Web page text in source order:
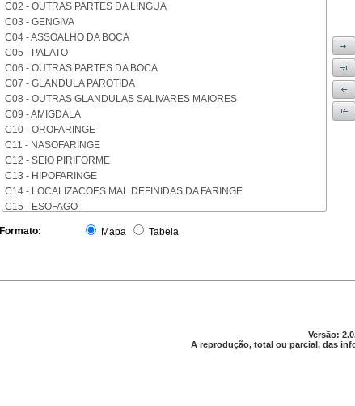
C02 - OUTRAS PARTES DA LINGUA
C03 - GENGIVA
C04 - ASSOALHO DA BOCA
C05 - PALATO
C06 - OUTRAS PARTES DA BOCA
C07 - GLANDULA PAROTIDA
C08 - OUTRAS GLANDULAS SALIVARES MAIORES
C09 - AMIGDALA
C10 - OROFARINGE
C11 - NASOFARINGE
C12 - SEIO PIRIFORME
C13 - HIPOFARINGE
C14 - LOCALIZACOES MAL DEFINIDAS DA FARINGE
C15 - ESOFAGO
C17 - INTESTINO DELGADO
C20 - RETO
C24 - OUTRAS PARTES DAS VIAS BILIARES
Formato: Mapa Tabela
Versão:
A reprodução, total ou parcial, das